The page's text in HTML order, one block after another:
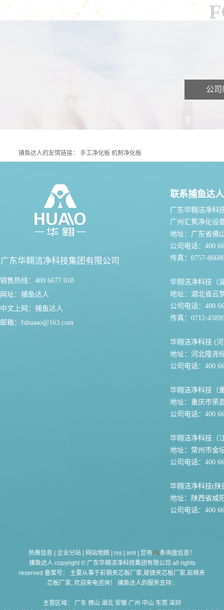
公司
捕鱼达人的友情链接：手工净化板机制净化板
广东华翱洁净科技集团有限公司
销售热线：400 6677 018
网址： 捕鱼达人
中文上网： 捕鱼达人
邮箱： fshuaao@163.com
联系捕鱼达人
广东华翱洁净科
广州汇隽净化设
地址：广东省佛
公司电话：400
传真：0757-
华翱洁净科技（
地址：湖北省云
公司电话：400
传真：0712-
华翱洁净科技 (
地址：河北隆尧
公司电话：400
华翱洁净科技（
地址：重庆市荣
公司电话：400
华翱洁净科技（
地址：常州市金
公司电话：400
华翱洁净科技(陕
地址：陕西省咸
公司电话：400
热推信息 企业分站 网站地图 rss xml 您有76条询盘信息！
捕鱼达人 copyright © 广东华翱洁净科技集团有限公司 all rights
reserved 备案号： 主要从事于彩钢夹芯板厂家,玻镁夹芯板厂家,岩棉夹
芯板厂家, 欢迎来电咨询！ 捕鱼达人的服务支持：
主营区域： 广东 佛山 湖北 安徽 广州 中山 东莞 深圳